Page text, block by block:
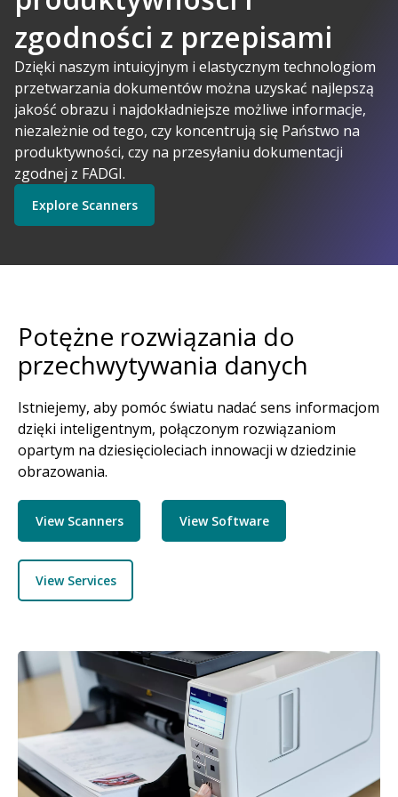
zgodności z przepisami
Dzięki naszym intuicyjnym i elastycznym technologiom
przetwarzania dokumentów można uzyskać najlepszą
jakość obrazu i najdokładniejsze możliwe informacje,
niezależnie od tego, czy koncentrują się Państwo na
produktywności, czy na przesyłaniu dokumentacji
zgodnej z FADGI.
Explore Scanners
A-Powered
Get Started
Kodak Alaris ma sens
Explore Software Explore Scanners
Explore Services
Potężne rozwiązania do
przechwytywania danych
Istniejemy, aby pomóc światu nadać sens informacjom
dzięki inteligentnym, połączonym rozwiązaniom
opartym na dziesięcioleciach innowacji w dziedzinie
obrazowania.
View Scanners View Software
View Services
Obraz